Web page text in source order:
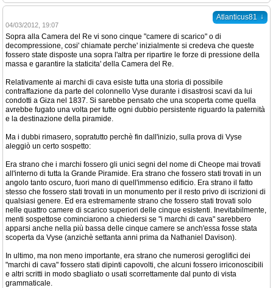
Atlanticus81 ↓
04/03/2012, 19:07
Sopra alla Camera del Re vi sono cinque "camere di scarico" o di
decompressione, cosi' chiamate perche' inizialmente si credeva che queste
fossero state disposte una sopra l'altra per ripartire le forze di pressione della
massa e garantire la staticita' della Camera del Re.
Relativamente ai marchi di cava esiste tutta una storia di possibile
contraffazione da parte del colonnello Vyse durante i disastrosi scavi da lui
condotti a Giza nel 1837. Si sarebbe pensato che una scoperta come quella
avrebbe fugato una volta per tutte ogni dubbio persistente riguardo la paternità
e la destinazione della piramide.
Ma i dubbi rimasero, sopratutto perchè fin dall'inizio, sulla prova di Vyse
aleggiò un certo sospetto:
Era strano che i marchi fossero gli unici segni del nome di Cheope mai trovati
all'interno di tutta la Grande Piramide. Era strano che fossero stati trovati in un
angolo tanto oscuro, fuori mano di quell'immenso edificio. Era strano il fatto
stesso che fossero stati trovati in un monumento per il resto privo di iscrizioni di
qualsiasi genere. Ed era estremamente strano che fossero stati trovati solo
nelle quattro camere di scarico superiori delle cinque esistenti. Inevitabilmente,
menti sospettose cominciarono a chiedersi se "i marchi di cava" sarebbero
apparsi anche nella più bassa delle cinque camere se anch'essa fosse stata
scoperta da Vyse (anzichè settanta anni prima da Nathaniel Davison).
In ultimo, ma non meno importante, era strano che numerosi geroglifici dei
"marchi di cava" fossero stati dipinti capovolti, che alcuni fossero irriconoscibili
e altri scritti in modo sbagliato o usati scorrettamente dal punto di vista
grammaticale.